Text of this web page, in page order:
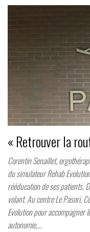
« Retrouver la
Corentin Senaillet,
du simulateur Rehab
rééducation de ses patients.
volant. Au centre Le Pasori,
Evolution pour accompagner
autonomie,…